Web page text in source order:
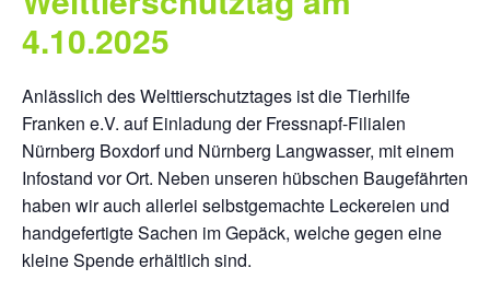
4.10.2025
Anlässlich des Welttierschutztages ist die Tierhilfe
Franken e.V. auf Einladung der Fressnapf-Filialen
Nürnberg Boxdorf und Nürnberg Langwasser, mit einem
Infostand vor Ort. Neben unseren hübschen Baugefährten
haben wir auch allerlei selbstgemachte Leckereien und
handgefertigte Sachen im Gepäck, welche gegen eine
kleine Spende erhältlich sind.